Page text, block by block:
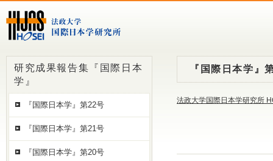
『国際日本学』
法政大学国際日本学研究所
研究成果報告集『国際日本
学』
『国際日本学』第22号
『国際日本学』第21号
『国際日本学』第20号